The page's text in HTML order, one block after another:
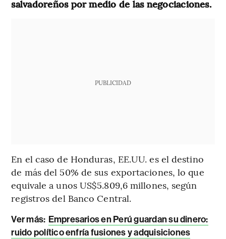
salvadoreños por medio de las negociaciones.
PUBLICIDAD
En el caso de Honduras, EE.UU. es el destino
de más del 50% de sus exportaciones, lo que
equivale a unos US$5.809,6 millones, según
registros del Banco Central.
Ver más: Empresarios en Perú guardan su dinero:
ruido político enfría fusiones y adquisiciones